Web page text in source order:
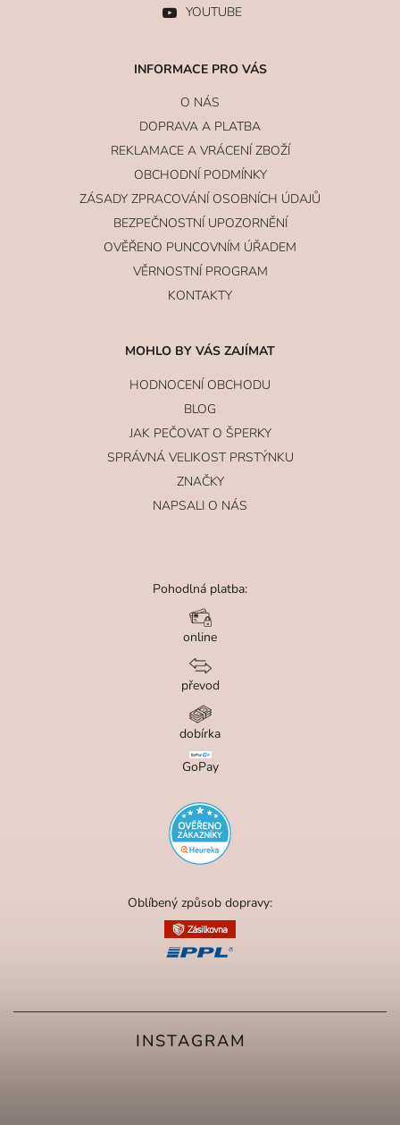
YOUTUBE
INFORMACE PRO VÁS
O NÁS
DOPRAVA A PLATBA
REKLAMACE A VRÁCENÍ ZBOŽÍ
OBCHODNÍ PODMÍNKY
ZÁSADY ZPRACOVÁNÍ OSOBNÍCH ÚDAJŮ
BEZPEČNOSTNÍ UPOZORNĚNÍ
OVĚŘENO PUNCOVNÍM ÚŘADEM
VĚRNOSTNÍ PROGRAM
KONTAKTY
INSTAGRAM
MOHLO BY VÁS ZAJÍMAT
HODNOCENÍ OBCHODU
BLOG
JAK PEČOVAT O ŠPERKY
SPRÁVNÁ VELIKOST PRSTÝNKU
ZNAČKY
NAPSALI O NÁS
Pohodlná platba:
online
převod
dobírka
GoPay
Oblíbený způsob dopravy: